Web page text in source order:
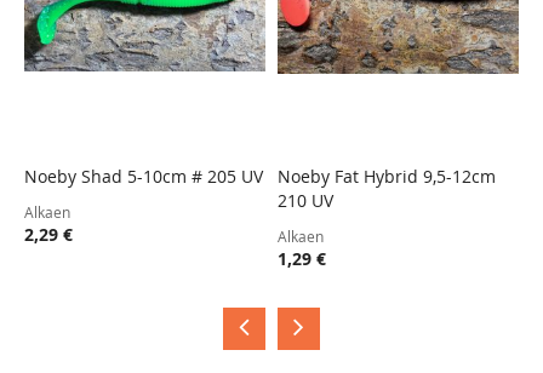
TOIVELISTA
Noeby Shad 5-10cm # 205 UV
Alkaen
2,29 €
TOIVELISTA
Noeby Fat Hybrid 9,5-12cm
210 UV
Alkaen
1,29 €